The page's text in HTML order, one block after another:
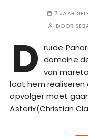
7 JAAR
DOOR
D ruïde
domaine
van
laat hem realiseren
opvolger moet
Asterix(Christian